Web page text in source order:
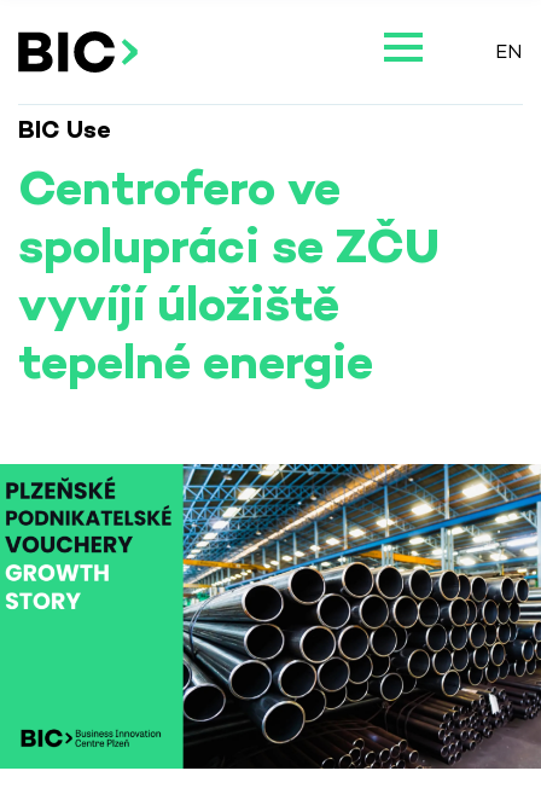
EN
BIC Use
Centrofero ve
spolupráci se ZČU
vyvíjí úložiště
tepelné energie